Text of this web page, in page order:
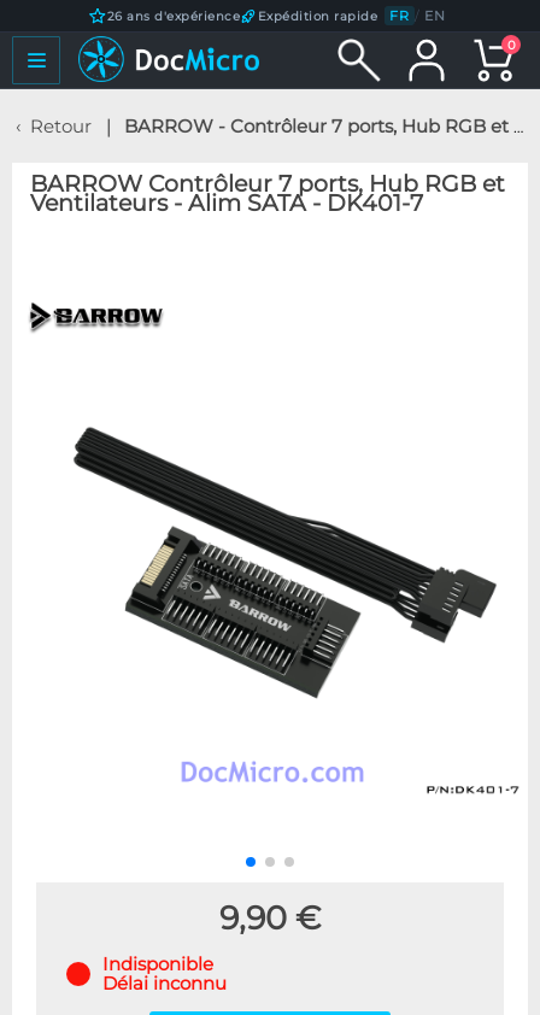
26 ans d'expérience Expédition rapide FR / EN
0
Retour BARROW - Contrôleur 7 ports, Hub RGB et Ventilateurs - Alim SATA - DK401-7
BARROW Contrôleur 7 ports, Hub RGB et
Ventilateurs - Alim SATA - DK401-7
9,90 €
Indisponible
Délai inconnu